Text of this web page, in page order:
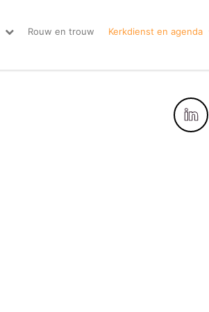
Rouw en trouw Kerkdienst en agenda